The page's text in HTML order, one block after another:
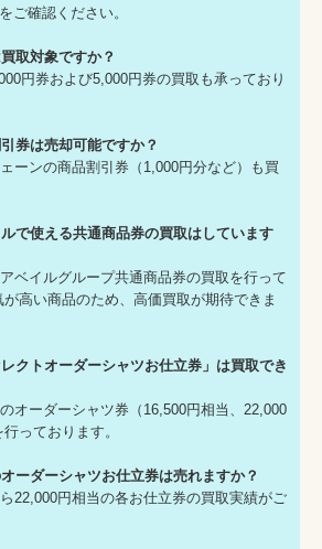
確認ください。
取対象ですか？
円券および5,000円券の買取も承っており
券は売却可能ですか？
ーンの商品割引券（1,000円分など）も買
で使える共通商品券の買取はしています
ベイルグループ共通商品券の買取を行って
高い商品のため、高価買取が期待できま
クトオーダーシャツお仕立券」は買取でき
オーダーシャツ券（16,500円相当、22,000
っております。
ーダーシャツお仕立券は売れますか？
22,000円相当の各お仕立券の買取実績がご